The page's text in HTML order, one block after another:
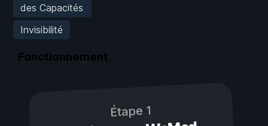
des Capacités
Invisibilité
Fonctionnement
Étape 1